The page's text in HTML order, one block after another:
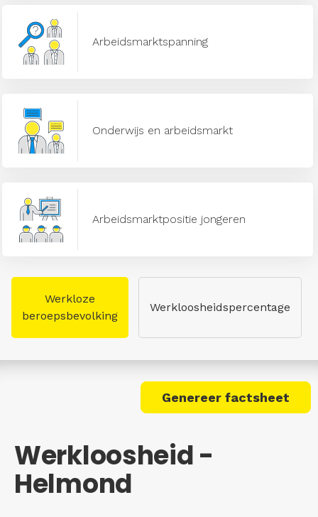
Arbeidsmarktspanning
Onderwijs en arbeidsmarkt
Arbeidsmarktpositie jongeren
Werkloze
beroepsbevolking
Werkloosheidspercentage
Genereer factsheet
Werkloosheid -
Helmond